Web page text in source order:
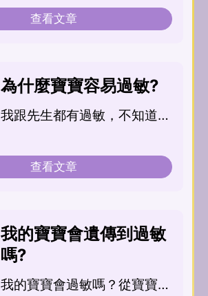
點，媽媽也克服了前期的不適
感階段，所以飲食的份...
查看文章
為什麼寶寶容易過敏?
我跟先生都有過敏，不知道我
查看文章
我的寶寶會遺傳到過敏
嗎?
我的寶寶會過敏嗎？從寶寶什